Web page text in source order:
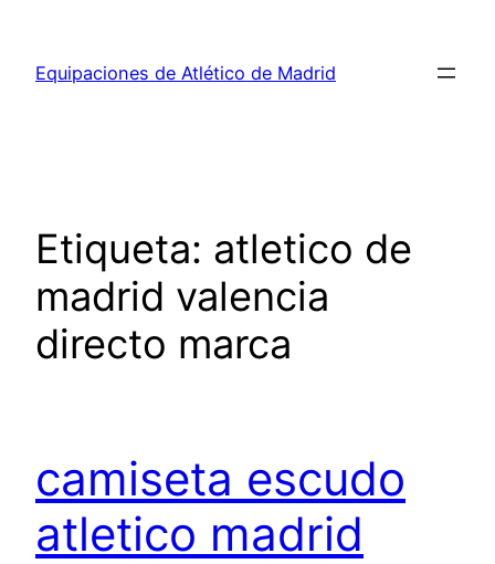
contenido
Equipaciones de Atlético de Madrid
Etiqueta: atletico de
madrid valencia
directo marca
camiseta escudo
atletico madrid